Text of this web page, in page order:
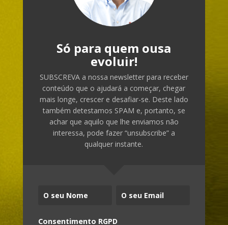
Só para quem ousa
evoluir!
SUBSCREVA a nossa newsletter para receber
conteúdo que o ajudará a começar, chegar
mais longe, crescer e desafiar-se. Deste lado
também detestamos SPAM e, portanto, se
achar que aquilo que lhe enviamos não
interessa, pode fazer “unsubscribe” a
qualquer instante.
Consentimento RGPD